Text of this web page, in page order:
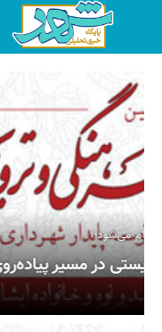
آهنگران: اربعین
ایران و عراق،